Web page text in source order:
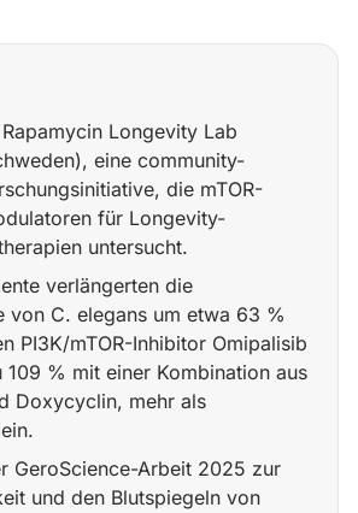
Longevity Lab
eine community-
die mTOR-
für Longevity-
untersucht.
verlängerten die
von C. elegans um etwa 63 %
PI3K/mTOR-Inhibitor Omipalisib
109 % mit einer Kombination aus
Doxycyclin, mehr als
GeroScience-Arbeit 2025 zur
und den Blutspiegeln von